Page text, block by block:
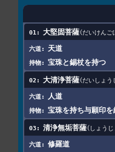
大堅固菩薩 だいけんご
天道
宝珠と錫杖を持つ
大清浄菩薩 だいしょう
人道
宝珠を持ち与願印
清浄無垢菩薩 しょう
修羅道